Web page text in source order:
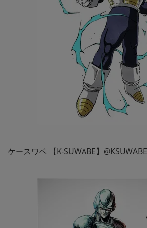
ケースワベ 【K-SUWABE】@KSUWABE